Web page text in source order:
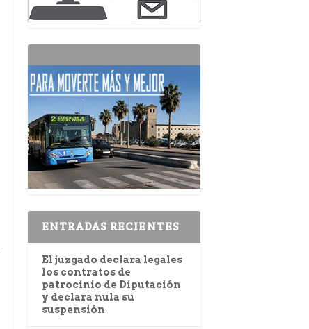
ENTRADAS RECIENTES
El juzgado declara legales
los contratos de
patrocinio de Diputación
y declara nula su
suspensión